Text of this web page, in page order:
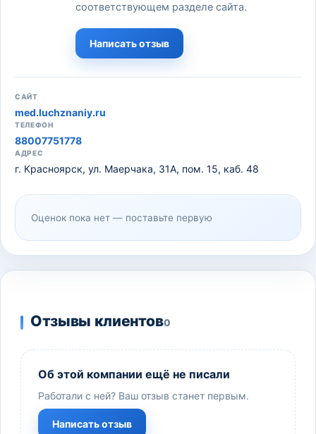
соответствующем разделе сайта.
Написать отзыв
САЙТ
med.luchznaniy.ru
ТЕЛЕФОН
88007751778
АДРЕС
г. Красноярск, ул. Маерчака, 31А, пом. 15, каб. 48
Оценок пока нет — поставьте первую
Отзывы клиентов0
Об этой компании ещё не писали
Работали с ней? Ваш отзыв станет первым.
Написать отзыв